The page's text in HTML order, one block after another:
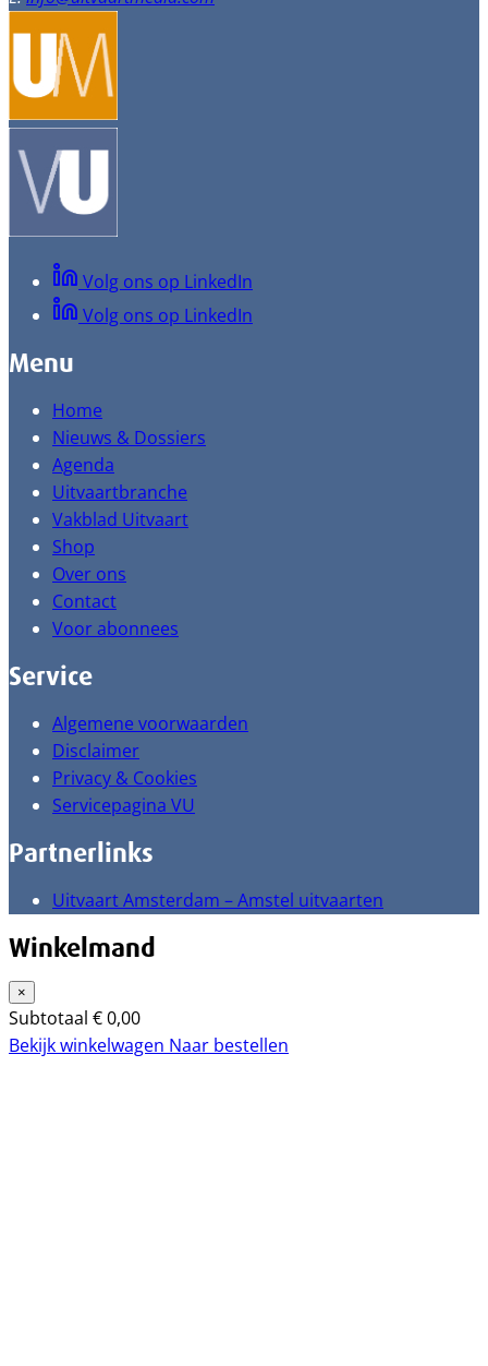
Volg ons op LinkedIn
Volg ons op LinkedIn
Menu
Home
Nieuws & Dossiers
Agenda
Uitvaartbranche
Vakblad Uitvaart
Shop
Over ons
Contact
Voor abonnees
Service
Algemene voorwaarden
Disclaimer
Privacy & Cookies
Servicepagina VU
Partnerlinks
Uitvaart Amsterdam – Amstel uitvaarten
Winkelmand
×
Subtotaal €0,00
Bekijk winkelwagen Naar bestellen